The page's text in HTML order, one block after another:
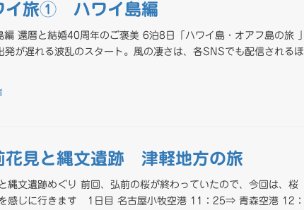
イ旅① ハワイ島編
還暦と結婚40周年のご褒美 6泊8日「ハワイ島・オアフ島の旅 」
が遅れる波乱のスタート。風の凄さは、各SNSでも配信されるほ
花見と縄文遺跡 津軽地方の旅
縄文遺跡めぐり 前回、弘前の桜が終わっていたので、今回は、桜
感じに行きます 1日目 名古屋小牧空港 11：25⇒ 青森空港 12：